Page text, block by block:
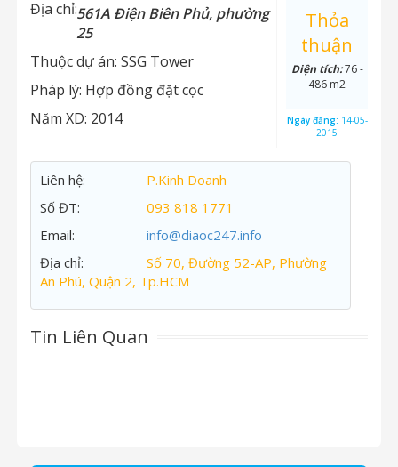
Địa chỉ:561A Điện Biên Phủ, phường
25
Thuộc dự án: SSG Tower
Pháp lý: Hợp đồng đặt cọc
Năm XD: 2014
Thỏa
thuận
Diện tích:76 -
486 m2
Ngày đăng: 14-05-
2015
Liên hệ:
P.Kinh Doanh
Số ĐT:
093 818 1771
Email:
info@diaoc247.info
Địa chỉ:
Số 70, Đường 52-AP, Phường
An Phú, Quận 2, Tp.HCM
Tin Liên Quan